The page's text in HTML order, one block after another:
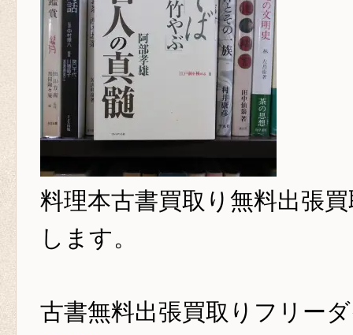
料理本古書買取り 無料出張
します。
古書無料出張買取りフリー